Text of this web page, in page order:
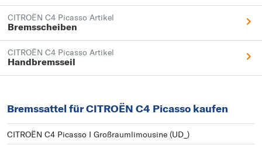
CITROËN C4 Picasso Artikel
Bremsscheiben
CITROËN C4 Picasso Artikel
Handbremsseil
Bremssattel für CITROËN C4 Picasso kaufen
CITROËN C4 Picasso I Großraumlimousine (UD_)